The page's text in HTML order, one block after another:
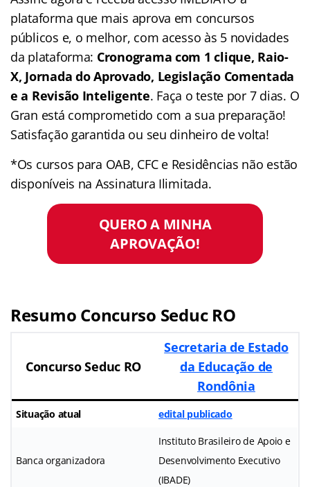
plataforma que mais aprova em concursos
públicos e, o melhor, com acesso às 5 novidades
da plataforma: Cronograma com 1 clique, Raio-
X, Jornada do Aprovado, Legislação Comentada
e a Revisão Inteligente. Faça o teste por 7 dias. O
Gran está comprometido com a sua preparação!
Satisfação garantida ou seu dinheiro de volta!
*Os cursos para OAB, CFC e Residências não estão
disponíveis na Assinatura Ilimitada.
QUERO A MINHA
APROVAÇÃO!
Resumo Concurso Seduc RO
Concurso Seduc RO
Secretaria de Estado
da Educação de
Rondônia
Situação atual edital publicado
Banca organizadora
Instituto Brasileiro de Apoio e
Desenvolvimento Executivo
(IBADE)